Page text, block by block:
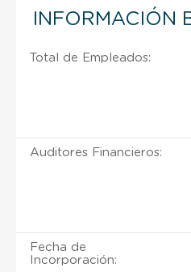
INFORMACIÓN
Total de Empleados:
Auditores Financieros:
Fecha de
Incorporación: